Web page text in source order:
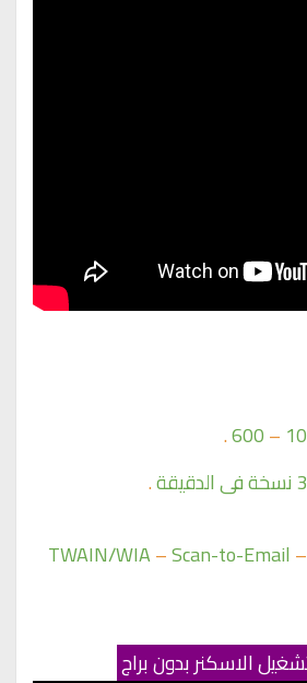
–
600
.
.
TWAIN/WIA–Scan-to-Email –
الاسكنر بدون براج